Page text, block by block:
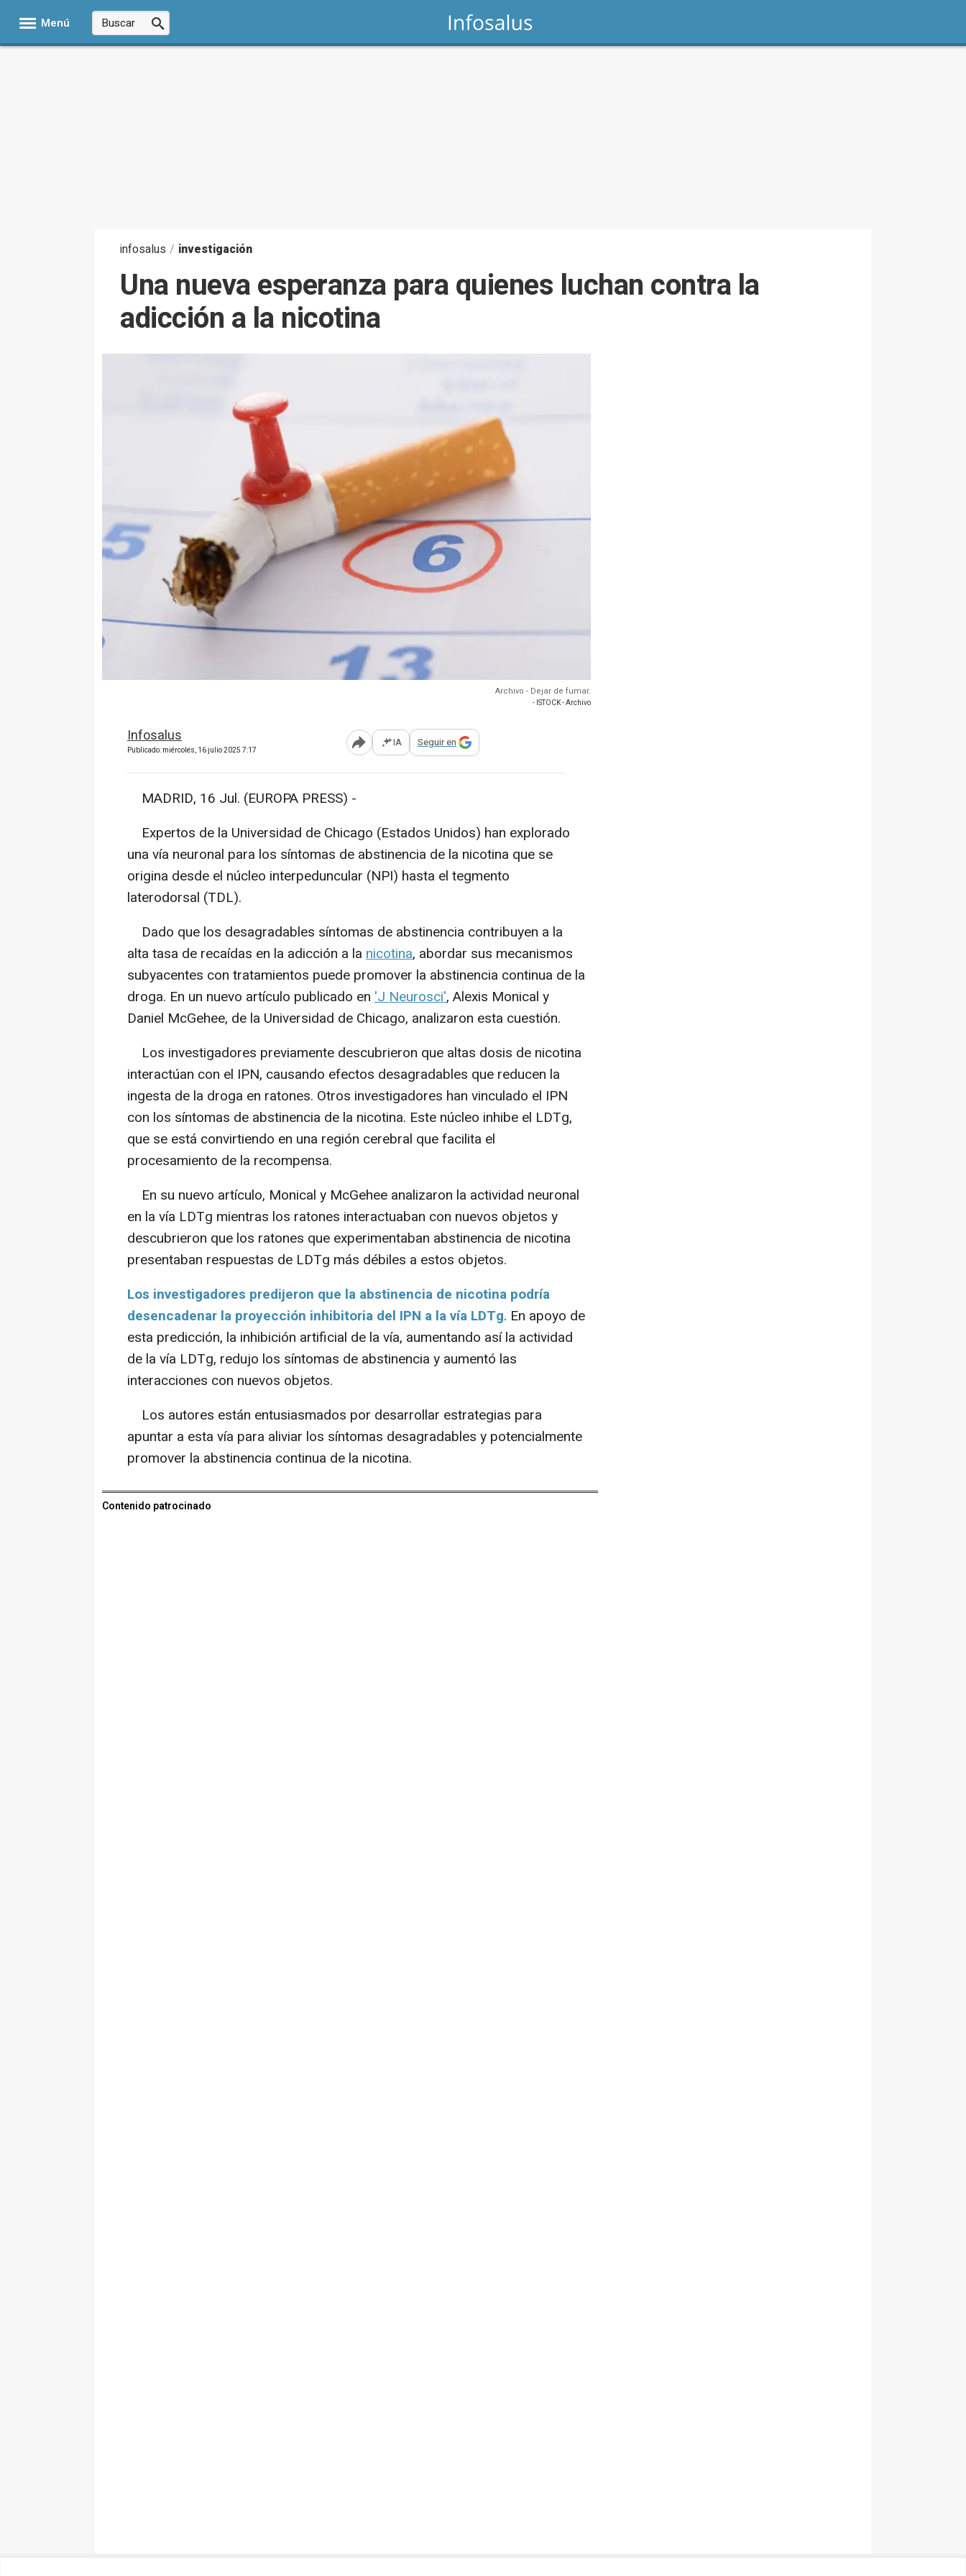
Menú
infosalus / investigación
Una nueva esperanza para quienes luchan contra la
adicción a la nicotina
Archivo - Dejar de fumar.
- ISTOCK - Archivo
Infosalus
Publicado: miércoles, 16 julio 2025 7:17 Abrir opciones para compartir
IA Seguir en
MADRID, 16 Jul. (EUROPA PRESS) -
Expertos de la Universidad de Chicago (Estados Unidos) han explorado
una vía neuronal para los síntomas de abstinencia de la nicotina que se
origina desde el núcleo interpeduncular (NPI) hasta el tegmento
laterodorsal (TDL).
Dado que los desagradables síntomas de abstinencia contribuyen a la
alta tasa de recaídas en la adicción a la nicotina, abordar sus mecanismos
subyacentes con tratamientos puede promover la abstinencia continua de la
droga. En un nuevo artículo publicado en 'J Neurosci', Alexis Monical y
Daniel McGehee, de la Universidad de Chicago, analizaron esta cuestión.
Los investigadores previamente descubrieron que altas dosis de nicotina
interactúan con el IPN, causando efectos desagradables que reducen la
ingesta de la droga en ratones. Otros investigadores han vinculado el IPN
con los síntomas de abstinencia de la nicotina. Este núcleo inhibe el LDTg,
que se está convirtiendo en una región cerebral que facilita el
procesamiento de la recompensa.
En su nuevo artículo, Monical y McGehee analizaron la actividad neuronal
en la vía LDTg mientras los ratones interactuaban con nuevos objetos y
descubrieron que los ratones que experimentaban abstinencia de nicotina
presentaban respuestas de LDTg más débiles a estos objetos.
Los investigadores predijeron que la abstinencia de nicotina podría
desencadenar la proyección inhibitoria del IPN a la vía LDTg. En apoyo de
esta predicción, la inhibición artificial de la vía, aumentando así la actividad
de la vía LDTg, redujo los síntomas de abstinencia y aumentó las
interacciones con nuevos objetos.
Los autores están entusiasmados por desarrollar estrategias para
apuntar a esta vía para aliviar los síntomas desagradables y potencialmente
promover la abstinencia continua de la nicotina.
Contenido patrocinado